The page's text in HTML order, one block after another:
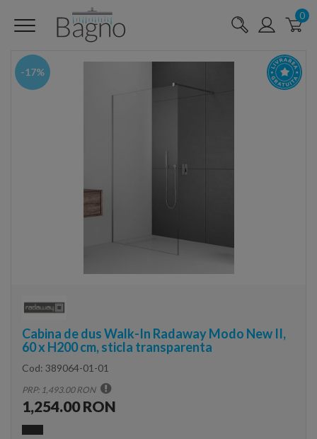
0
-17%
Cabina de dus Walk-In Radaway Modo New II,
60 x H200 cm, sticla transparenta
Cod: 389064-01-01
PRP: 1,493.00 RON
1,254.00 RON